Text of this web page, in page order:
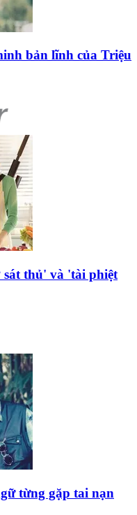
bản lĩnh của Triệu
thủ' và 'tài phiệt
từng gặp tai nạn